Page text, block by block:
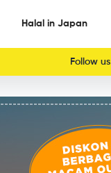
Halal in Japan
Follow us